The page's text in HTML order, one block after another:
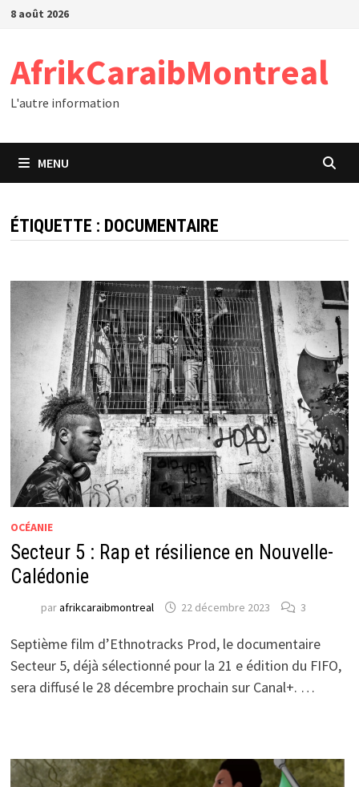
Passer
8 août 2026
AfrikCaraibMontreal
L'autre information
MENU
ÉTIQUETTE : DOCUMENTAIRE
OCÉANIE
Secteur 5 : Rap et résilience en Nouvelle-
Calédonie
parafrikcaraibmontreal 22 décembre 2023 3
Septième film d’Ethnotracks Prod, le documentaire
Secteur 5, déjà sélectionné pour la 21 e édition du FIFO,
sera diffusé le 28 décembre prochain sur Canal+. …